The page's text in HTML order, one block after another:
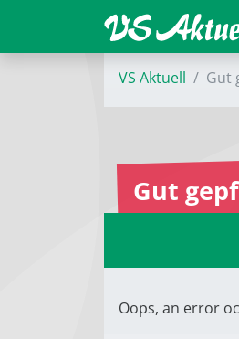
VS Aktuell Gut
Gut
Oops, an error